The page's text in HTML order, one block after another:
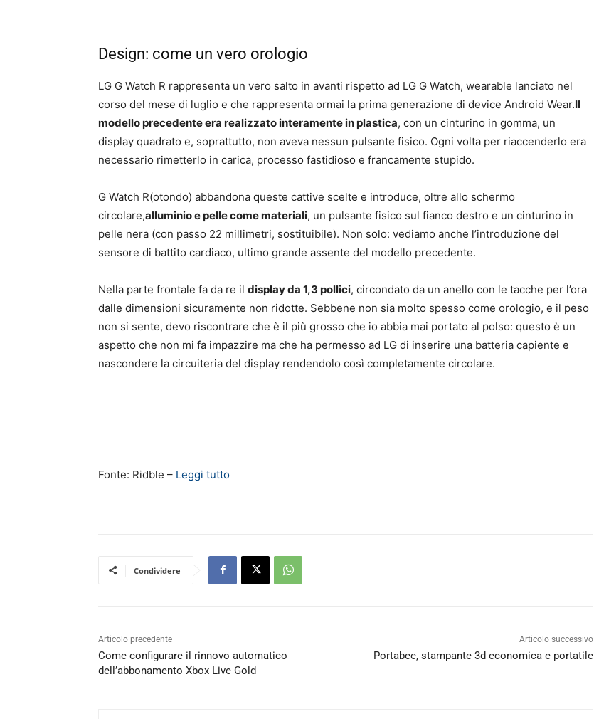
Design: come un vero orologio
LG G Watch R rappresenta un vero salto in avanti rispetto ad LG G Watch, wearable lanciato nel
corso del mese di luglio e che rappresenta ormai la prima generazione di device Android Wear.Il
modello precedente era realizzato interamente in plastica, con un cinturino in gomma, un
display quadrato e, soprattutto, non aveva nessun pulsante fisico. Ogni volta per riaccenderlo era
necessario rimetterlo in carica, processo fastidioso e francamente stupido.
G Watch R(otondo) abbandona queste cattive scelte e introduce, oltre allo schermo
circolare,alluminio e pelle come materiali, un pulsante fisico sul fianco destro e un cinturino in
pelle nera (con passo 22 millimetri, sostituibile). Non solo: vediamo anche l’introduzione del
sensore di battito cardiaco, ultimo grande assente del modello precedente.
Nella parte frontale fa da re il display da 1,3 pollici, circondato da un anello con le tacche per l’ora
dalle dimensioni sicuramente non ridotte. Sebbene non sia molto spesso come orologio, e il peso
non si sente, devo riscontrare che è il più grosso che io abbia mai portato al polso: questo è un
aspetto che non mi fa impazzire ma che ha permesso ad LG di inserire una batteria capiente e
nascondere la circuiteria del display rendendolo così completamente circolare.
Fonte: Ridble – Leggi tutto
Condividere
Articolo precedente
Come configurare il rinnovo automatico
dell’abbonamento Xbox Live Gold
Articolo successivo
Portabee, stampante 3d economica e portatile